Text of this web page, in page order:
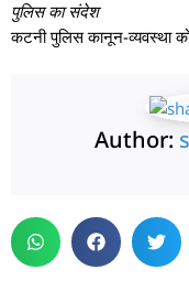
पुलिस का संदेश
कटनी पुलिस कानून-व्यवस्था
Author: